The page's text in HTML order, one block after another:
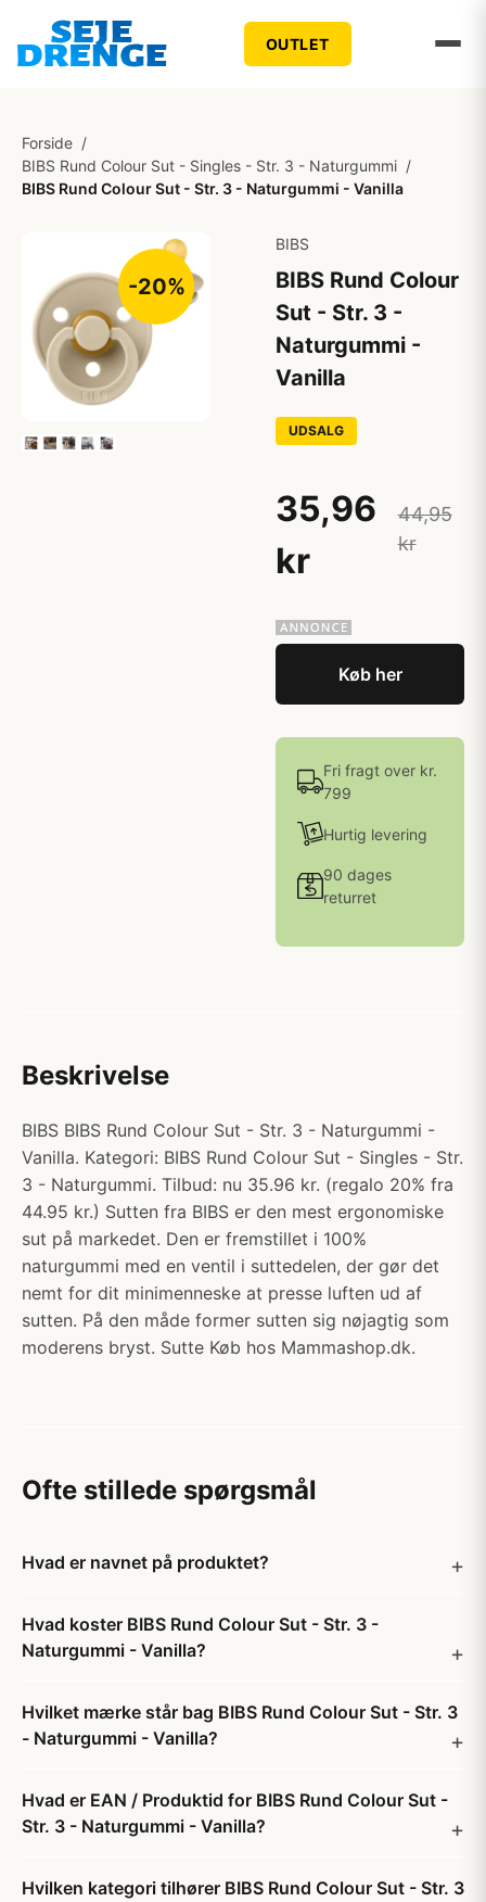
OUTLET
Forside /
BIBS Rund Colour Sut - Singles - Str. 3 - Naturgummi /
BIBS Rund Colour Sut - Str. 3 - Naturgummi - Vanilla
-20%
BIBS
BIBS Rund Colour
Sut - Str. 3 -
Naturgummi -
Vanilla
UDSALG
35,96
kr
44,95
kr
Køb her
Fri fragt over kr.
799
Hurtig levering
90 dages
returret
Beskrivelse
BIBS BIBS Rund Colour Sut - Str. 3 - Naturgummi -
Vanilla. Kategori: BIBS Rund Colour Sut - Singles - Str.
3 - Naturgummi. Tilbud: nu 35.96 kr. (regalo 20% fra
44.95 kr.) Sutten fra BIBS er den mest ergonomiske
sut på markedet. Den er fremstillet i 100%
naturgummi med en ventil i suttedelen, der gør det
nemt for dit minimenneske at presse luften ud af
sutten. På den måde former sutten sig nøjagtig som
moderens bryst. Sutte Køb hos Mammashop.dk.
Ofte stillede spørgsmål
Hvad er navnet på produktet?
Hvad koster BIBS Rund Colour Sut - Str. 3 -
Naturgummi - Vanilla?
Hvilket mærke står bag BIBS Rund Colour Sut - Str. 3
- Naturgummi - Vanilla?
Hvad er EAN / Produktid for BIBS Rund Colour Sut -
Str. 3 - Naturgummi - Vanilla?
Hvilken kategori tilhører BIBS Rund Colour Sut - Str. 3